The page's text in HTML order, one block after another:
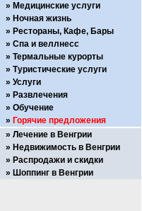
Медицинские услуги
Ночная жизнь
Рестораны, Кафе, Бары
Спа и веллнесс
Термальные курорты
Туристические услуги
Услуги
Развлечения
Обучение
Горячие предложения
Лечение в Венгрии
Недвижимость в Венгрии
Распродажи и скидки
Шоппинг в Венгрии